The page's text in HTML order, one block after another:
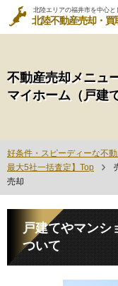
北陸エリアの福井市を中心と
北陸不動産売却・買
不動産売却メニュ
マイホーム（戸建
好条件・スピーディーな不
最大5社一括査定】Top
売却
戸建てやマンシ
ついて